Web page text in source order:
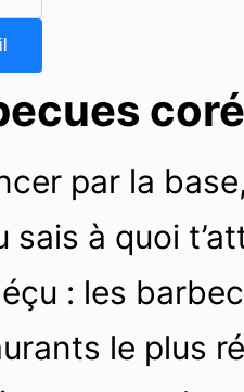
par la
sais à quoi
: les
le plus